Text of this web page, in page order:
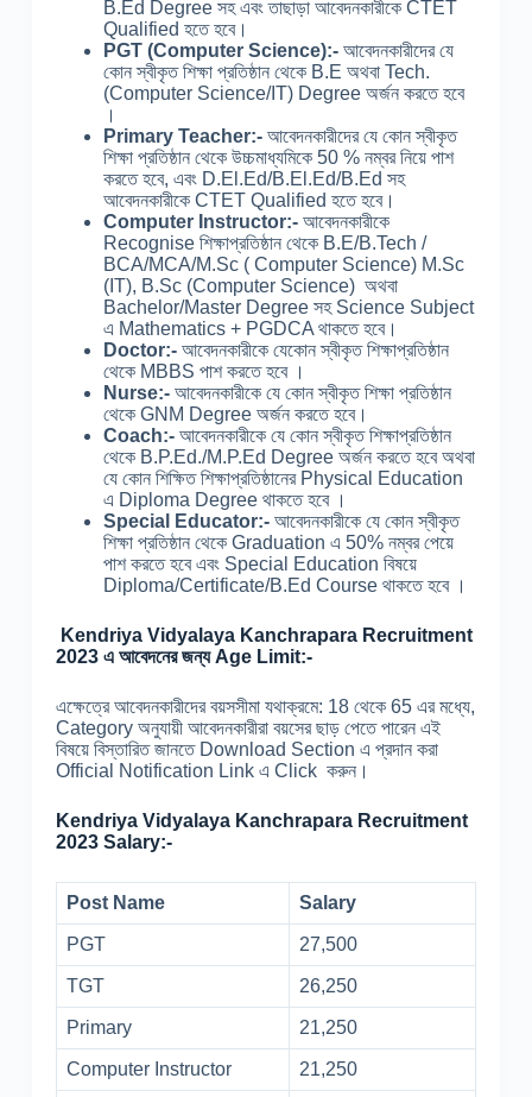
B.Ed Degree সহ এবং তাছাড়া আবেদনকারীকে CTET
Qualified হতে হবে।
PGT (Computer Science):-আবেদনকারীদের যে
কোন স্বীকৃত শিক্ষা প্রতিষ্ঠান থেকে B.E অথবা Tech.
(Computer Science/IT) Degree অর্জন করতে হবে
।
Primary Teacher:-আবেদনকারীদের যে কোন স্বীকৃত
শিক্ষা প্রতিষ্ঠান থেকে উচ্চমাধ্যমিকে 50 % নম্বর নিয়ে পাশ
করতে হবে, এবং D.El.Ed/B.El.Ed/B.Ed সহ
আবেদনকারীকে CTET Qualified হতে হবে।
Computer Instructor:-আবেদনকারীকে
Recognise শিক্ষাপ্রতিষ্ঠান থেকে B.E/B.Tech /
BCA/MCA/M.Sc ( Computer Science) M.Sc
(IT), B.Sc (Computer Science) অথবা
Bachelor/Master Degree সহ Science Subject
এ Mathematics + PGDCA থাকতে হবে।
Doctor:-আবেদনকারীকে যেকোন স্বীকৃত শিক্ষাপ্রতিষ্ঠান
থেকে MBBS পাশ করতে হবে ।
Nurse:-আবেদনকারীকে যে কোন স্বীকৃত শিক্ষা প্রতিষ্ঠান
থেকে GNM Degree অর্জন করতে হবে।
Coach:-আবেদনকারীকে যে কোন স্বীকৃত শিক্ষাপ্রতিষ্ঠান
থেকে B.P.Ed./M.P.Ed Degree অর্জন করতে হবে অথবা
যে কোন শিক্ষিত শিক্ষাপ্রতিষ্ঠানের Physical Education
এ Diploma Degree থাকতে হবে ।
Special Educator:-আবেদনকারীকে যে কোন স্বীকৃত
শিক্ষা প্রতিষ্ঠান থেকে Graduation এ 50% নম্বর পেয়ে
পাশ করতে হবে এবং Special Education বিষয়ে
Diploma/Certificate/B.Ed Course থাকতে হবে ।
Kendriya Vidyalaya Kanchrapara Recruitment
2023 এ আবেদনের জন্য Age Limit:-
এক্ষেত্রে আবেদনকারীদের বয়সসীমা যথাক্রমে: 18 থেকে 65 এর মধ্যে,
Category অনুযায়ী আবেদনকারীরা বয়সের ছাড় পেতে পারেন এই
বিষয়ে বিস্তারিত জানতে Download Section এ প্রদান করা
Official Notification Link এ Click করুন।
Kendriya Vidyalaya Kanchrapara Recruitment
2023 Salary:-
Post Name Salary
PGT 27,500
TGT 26,250
Primary 21,250
Computer Instructor 21,250